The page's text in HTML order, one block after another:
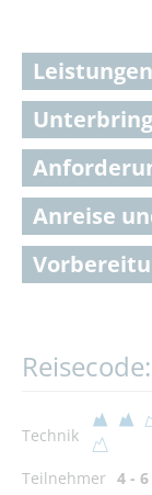
Leistungen
Anreise
Reisecode:
Technik
Teilnehmer 4 - 6